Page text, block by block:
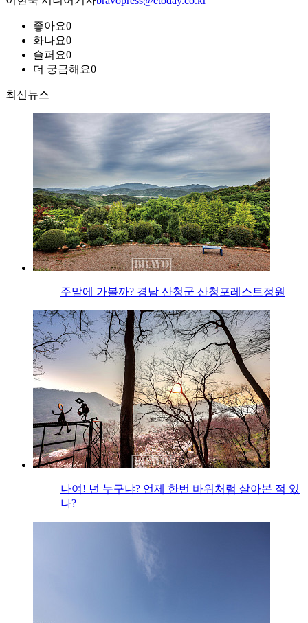
좋아요0
화나요0
슬퍼요0
더 궁금해요0
최신뉴스
주말에 가볼까? 경남 산청군 산청포레스트정원
나여! 넌 누구냐? 언제 한번 바위처럼 살아본 적 있
나?